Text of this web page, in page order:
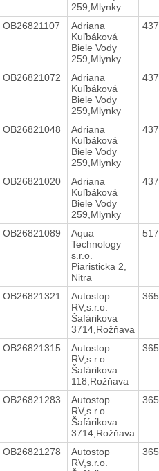
259,Mlynky
OB26821107
Adriana
Kuľbáková
Biele Vody
259,Mlynky
OB26821072
Adriana
Kuľbáková
Biele Vody
259,Mlynky
OB26821048
Adriana
Kuľbáková
Biele Vody
259,Mlynky
OB26821020
Adriana
Kuľbáková
Biele Vody
259,Mlynky
OB26821089
Aqua
Technology
s.r.o.
Piaristicka 2,
Nitra
OB26821321
Autostop
RV,s.r.o.
Šafárikova
3714,Rožňava
OB26821315
Autostop
RV,s.r.o.
Šafárikova
118,Rožňava
OB26821283
Autostop
RV,s.r.o.
Šafárikova
3714,Rožňava
OB26821278
Autostop
RV,s.r.o.